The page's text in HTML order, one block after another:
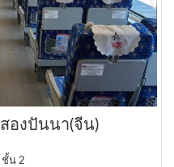
องปันนา(จีน)
ชั้น 2